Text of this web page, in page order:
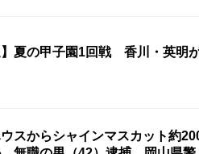
】夏の甲子園1回戦 香川・英明
ウスからシャインマスカット約